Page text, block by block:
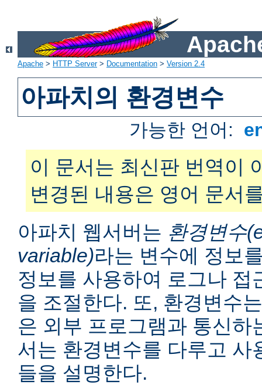
Apache > HTTP Server> Documentation > Version 2.4
아파치의 환경변수
가능한 언어:
이 문서는 최신판 번역이
변경된 내용은 영어 문서
아파치 웹서버는 환경변수
variable)라는 변수에 정보
정보를 사용하여 로그나 접
을 조절한다. 또, 환경변수
은 외부 프로그램과 통신하
서는 환경변수를 다루고 사
들을 설명한다.